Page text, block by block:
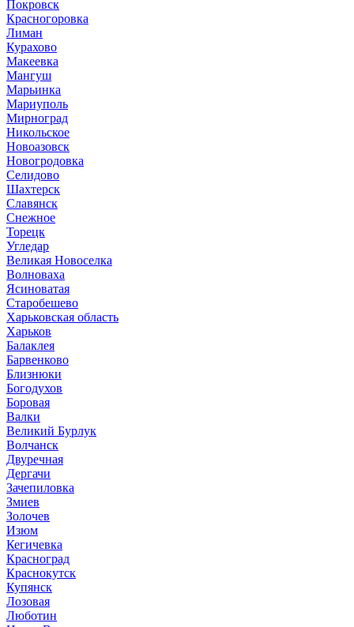
Покровск
Красногоровка
Лиман
Курахово
Макеевка
Мангуш
Марьинка
Мариуполь
Мирноград
Никольское
Новоазовск
Новогродовка
Селидово
Шахтерск
Славянск
Снежное
Торецк
Угледар
Великая Новоселка
Волноваха
Ясиноватая
Старобешево
Харьковская область
Харьков
Балаклея
Барвенково
Близнюки
Богодухов
Боровая
Валки
Великий Бурлук
Волчанск
Двуречная
Дергачи
Зачепиловка
Змиев
Золочев
Изюм
Кегичевка
Красноград
Краснокутск
Купянск
Лозовая
Люботин